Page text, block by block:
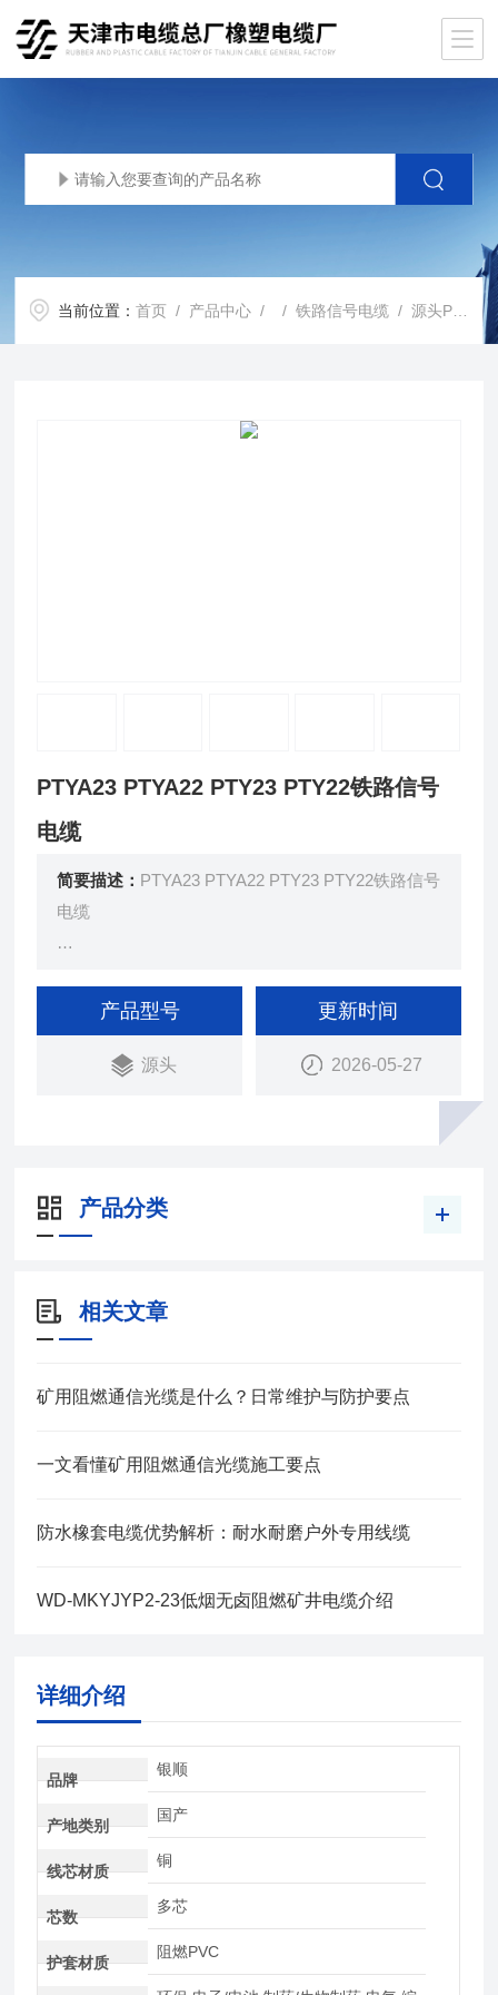
当前位置：首页 / 产品中心 / /铁路信号电缆 / 源头PTYA23 PTYA22 PTY23 PTY22铁路信号电缆
PTYA23 PTYA22 PTY23 PTY22铁路信号
电缆
简要描述： PTYA23 PTYA22 PTY23 PTY22铁路信号
电缆
下传输铁路信号、音频信号或自动信号装置的控制电
路，其中综合护套、铝护套铁路信号电缆具有一定的
屏蔽性能，适宜于电气化区段或其它有强电干扰的地
产品型号
源头
更新时间
2026-05-27
产品分类
相关文章
矿用阻燃通信光缆是什么？日常维护与防护要点
一文看懂矿用阻燃通信光缆施工要点
防水橡套电缆优势解析：耐水耐磨户外专用线缆
WD-MKYJYP2-23低烟无卤阻燃矿井电缆介绍
详细介绍
品牌
银顺
产地类别
国产
线芯材质
铜
芯数
多芯
护套材质
阻燃PVC